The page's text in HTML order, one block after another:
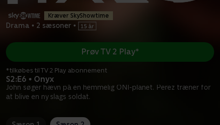
Kræver SkyShowtime
Drama • 2 sæsoner •
S2:E6 • Onyx
John søger hævn på en hemmelig ONI-planet. Perez træner for
at blive en ny slags soldat.
Prøv TV 2 Play*
*tilkøbes til TV 2 Play abonnement